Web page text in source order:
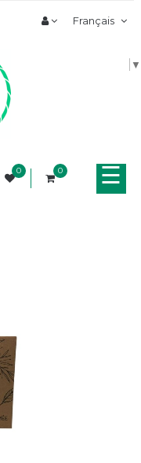
Français
▼
0 0
la
☰